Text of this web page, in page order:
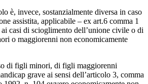
è, invece, sostanzialmente diversa in caso
assistita, applicabile – ex art.6 comma 1
casi di scioglimento dell’unione civile o di
o maggiorenni non economicamente
di figli minori, di figli maggiorenni
grave ai sensi dell’articolo 3, comma